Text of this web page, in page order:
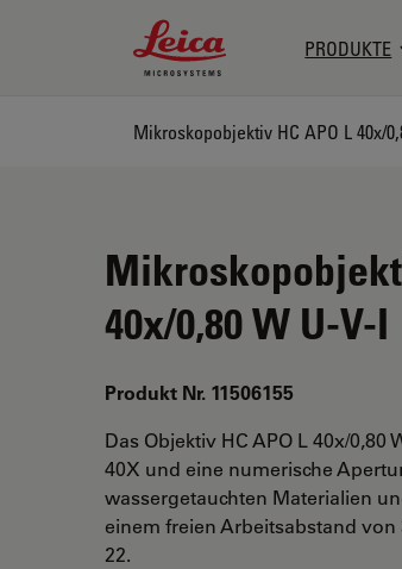
Leica Microsystems Logo
PRODUKTE
Mikroskopobjektiv HC APO L 40x/
40x/0,80 W U-V-I
Produkt Nr. 11506155
Das Objektiv HC APO L 40x/0,80
40X und eine numerische
wassergetauchten Materialien
einem freien Arbeitsabstand
22.